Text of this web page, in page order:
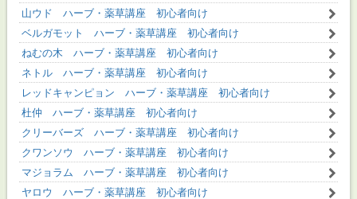
山ウド ハーブ・薬草講座 初心者向け
ベルガモット ハーブ・薬草講座 初心者向け
ねむの木 ハーブ・薬草講座 初心者向け
ネトル ハーブ・薬草講座 初心者向け
レッドキャンピョン ハーブ・薬草講座 初心者向け
杜仲 ハーブ・薬草講座 初心者向け
クリーバーズ ハーブ・薬草講座 初心者向け
クワンソウ ハーブ・薬草講座 初心者向け
マジョラム ハーブ・薬草講座 初心者向け
ヤロウ ハーブ・薬草講座 初心者向け